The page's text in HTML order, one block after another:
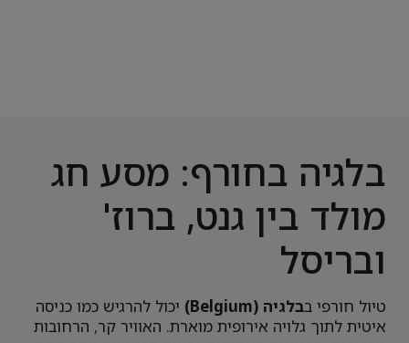
בלגיה בחורף: מסע חג
מולד בין גנט, ברוז'
ובריסל
טיול חורפי בבלגיה (Belgium)
יכול להרגיש כמו כניסה
איטית לתוך גלויה אירופית מוארת. האוויר קר, הרחובות